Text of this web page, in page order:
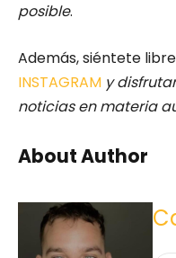
posible.
Además, siéntete
INSTAGRAM y
noticias en materia
About Author